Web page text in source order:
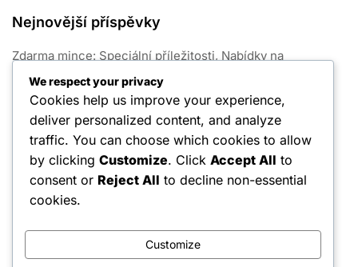
Nejnovější příspěvky
Zdarma mince: Speciální příležitosti, Nabídky na
Sezónní lov Ceny zdroje: Herní akce, komunitní soutěže,
propagace na sociálních médiích
Exploity mincí: Chyby, triky, neúmyslné mechaniky
Strategie volných klíčů: Efektivní využití, Časování,
Maximální potenciál
Zdarma mince: Skládatelné bonusy, Tipy na použití,
We respect your privacy
Cookies help us improve your experience,
deliver personalized content, and analyze
traffic. You can choose which cookies to allow
by clicking Customize. Click Accept All to
consent or Reject All to decline non-essential
cookies.
Customize